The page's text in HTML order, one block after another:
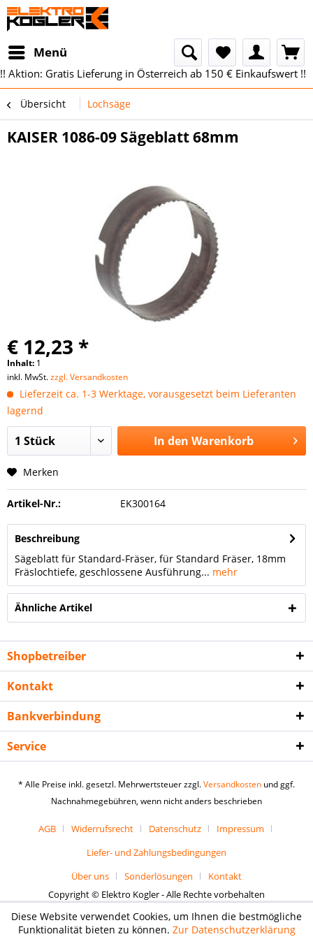
Menü
!! Aktion: Gratis Lieferung in Österreich ab 150 € Einkaufswert !!
Übersicht Lochsäge
KAISER 1086-09 Sägeblatt 68mm
€ 12,23 *
Inhalt: 1
inkl. MwSt.zzgl. Versandkosten
Lieferzeit ca. 1-3 Werktage, vorausgesetzt beim Lieferanten
lagernd
In den Warenkorb
Merken
Artikel-Nr.: EK300164
Beschreibung
Sägeblatt für Standard-Fräser, für Standard Fräser, 18mm
Fräslochtiefe, geschlossene Ausführung... mehr
Ähnliche Artikel
Shopbetreiber
Kontakt
Bankverbindung
Service
* Alle Preise inkl. gesetzl. Mehrwertsteuer zzgl.Versandkosten und ggf.
Nachnahmegebühren, wenn nicht anders beschrieben
AGB Widerrufsrecht Datenschutz
Impressum
Liefer- und Zahlungsbedingungen
Über uns
Sonderlösungen
Kontakt
Copyright © Elektro Kogler - Alle Rechte vorbehalten
Diese Website verwendet Cookies, um Ihnen die bestmögliche
Funktionalität bieten zu können. Zur Datenschutzerklärung